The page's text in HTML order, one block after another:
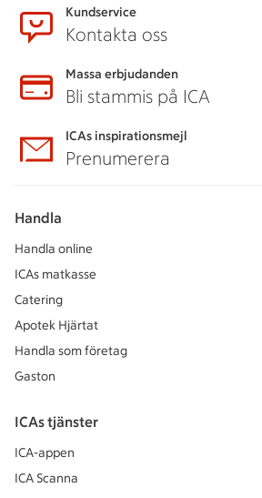
Kundservice
Kontakta oss
Massa erbjudanden
Bli stammis på ICA
ICAs inspirationsmejl
Prenumerera
Handla
Handla online
ICAs matkasse
Catering
Apotek Hjärtat
Handla som företag
Gaston
ICAs tjänster
ICA-appen
ICA Scanna